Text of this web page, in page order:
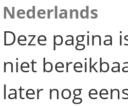
Nederlands
Deze pagina
niet
later nog